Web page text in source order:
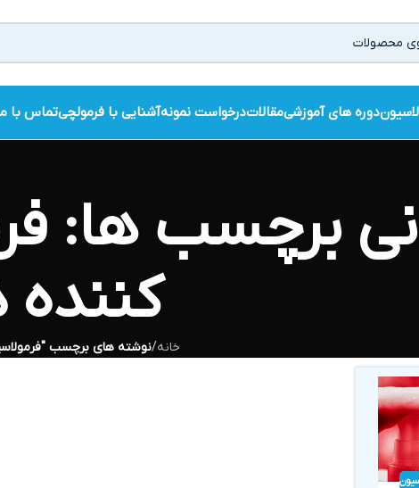
دوره های آموزشیمقالاتدرخواست نمونهآشنایی با فرمولچیتماس با
برچسب ها:
خانه/نوشته های برچسب